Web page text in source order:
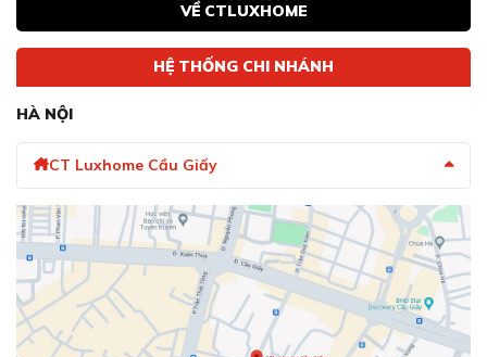
VỀ CTLUXHOME
HỆ THỐNG CHI NHÁNH
HÀ NỘI
CT Luxhome Cầu Giấy